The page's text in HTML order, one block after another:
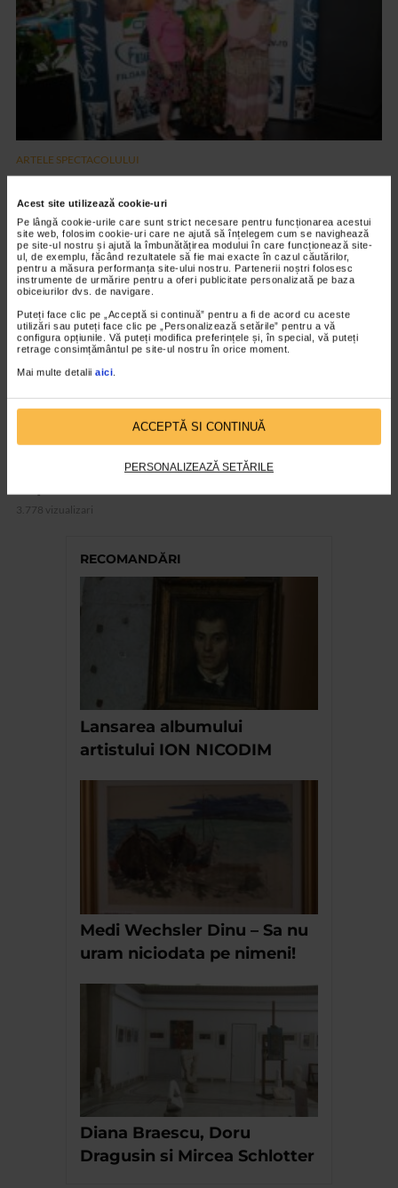
Acest site utilizează cookie-uri
Pe lângă cookie-urile care sunt strict necesare pentru funcționarea acestui
site web, folosim cookie-uri care ne ajută să înțelegem cum se navighează
pe site-ul nostru și ajută la îmbunătățirea modului în care funcționează site-
ul, de exemplu, făcând rezultatele să fie mai exacte în cazul căutărilor,
pentru a măsura performanța site-ului nostru. Partenerii noștri folosesc
instrumente de urmărire pentru a oferi publicitate personalizată pe baza
obiceiurilor dvs. de navigare.
Puteți face clic pe „Acceptă si continuă” pentru a fi de acord cu aceste
utilizări sau puteți face clic pe „Personalizează setările” pentru a vă
configura opțiunile. Vă puteți modifica preferințele și, în special, vă puteți
retrage consimțământul pe site-ul nostru în orice moment.
Mai multe detalii aici
ACCEPTĂ SI CONTINUĂ
PERSONALIZEAZĂ SETĂRILE
ARTELE SPECTACOLULUI
12.601 vizualizari
VIDEO
ARTELE SPECTACOLULUI
3.778 vizualizari
RECOMANDĂRI
Lansarea albumului
artistului ION NICODIM
Medi Wechsler Dinu – Sa nu
uram niciodata pe nimeni!
Diana Braescu, Doru
Dragusin si Mircea Schlotter